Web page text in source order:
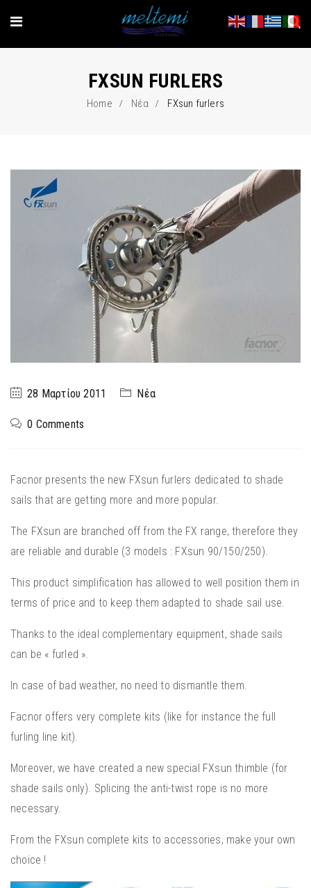
FXSUN FURLERS
Home Νέα FXsun furlers
28 Μαρτίου 2011 Νέα
0 Comments
Facnor presents the new FXsun furlers dedicated to shade
sails that are getting more and more popular.
The FXsun are branched off from the FX range, therefore they
are reliable and durable (3 models : FXsun 90/150/250).
This product simplification has allowed to well position them in
terms of price and to keep them adapted to shade sail use.
Thanks to the ideal complementary equipment, shade sails
can be « furled ».
In case of bad weather, no need to dismantle them.
Facnor offers very complete kits (like for instance the full
furling line kit).
Moreover, we have created a new special FXsun thimble (for
shade sails only). Splicing the anti-twist rope is no more
necessary.
From the FXsun complete kits to accessories, make your own
choice !